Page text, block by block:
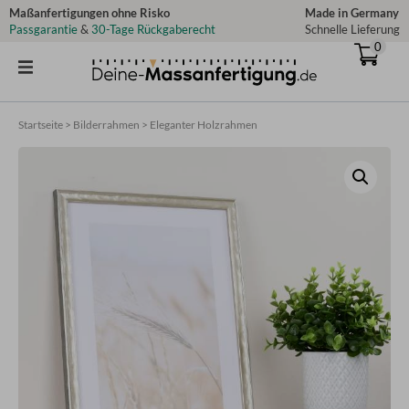
Zum
Inhalt
Maßanfertigungen ohne Risko
Passgarantie& 30-Tage Rückgaberecht
Made in Germany
Schnelle Lieferung
0
Startseite > Bilderrahmen > Eleganter Holzrahmen